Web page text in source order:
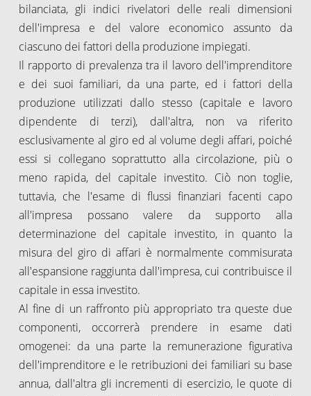
bilanciata, gli indici rivelatori delle reali dimensioni
dell'impresa e del valore economico assunto da
ciascuno dei fattori della produzione impiegati.
Il rapporto di prevalenza tra il lavoro dell'imprenditore
e dei suoi familiari, da una parte, ed i fattori della
produzione utilizzati dallo stesso (capitale e lavoro
dipendente di terzi), dall'altra, non va riferito
esclusivamente al giro ed al volume degli affari, poiché
essi si collegano soprattutto alla circolazione, più o
meno rapida, del capitale investito. Ciò non toglie,
tuttavia, che l'esame di flussi finanziari facenti capo
all'impresa possano valere da supporto alla
determinazione del capitale investito, in quanto la
misura del giro di affari è normalmente commisurata
all'espansione raggiunta dall'impresa, cui contribuisce il
capitale in essa investito.
Al fine di un raffronto più appropriato tra queste due
componenti, occorrerà prendere in esame dati
omogenei: da una parte la remunerazione figurativa
dell'imprenditore e le retribuzioni dei familiari su base
annua, dall'altra gli incrementi di esercizio, le quote di